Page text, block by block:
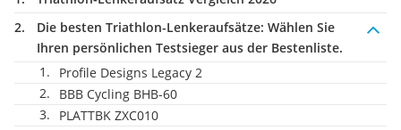
Die besten Triathlon-Lenkeraufsätze: Wählen Sie
Ihren persönlichen Testsieger aus der Bestenliste.
Profile Designs Legacy 2
BBB Cycling BHB-60
PLATTBK ZXC010